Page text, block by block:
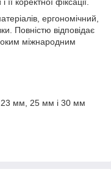
ергономічний,
Повністю відповідає
міжнародним
23 мм, 25 мм і 30 мм